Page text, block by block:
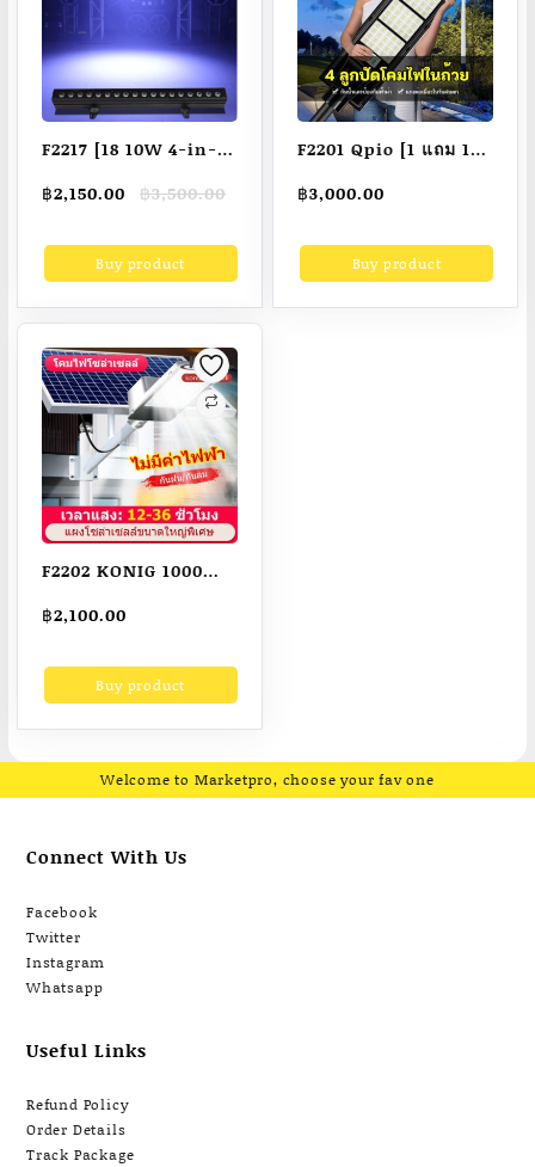
F2217 [18 10W 4-in-1
น้ำโคมไฟสปอตไลท์พื้น
ในร่มและกลางแจ้ง
฿3,500.00
Original
was:
฿3,500.00.
฿2,150.00
Current
is:
฿2,150.00.Buy product
F2201 Qpio [1 แถม 1]
เซลล์ 1500W ไฟถนน
อาคาร ไฟสนามโซล่า
฿3,000.00
Buy product
F2202 KONIG 1000W
เซล โคมไฟถนน แผง
Polycrystalline โคม
ไกล + การควบคุมแสง
฿2,100.00
Buy product
Welcome to Marketpro, choose your fav one
Connect With Us
Facebook
Twitter
Instagram
Whatsapp
Useful Links
Refund Policy
Order Details
Track Package